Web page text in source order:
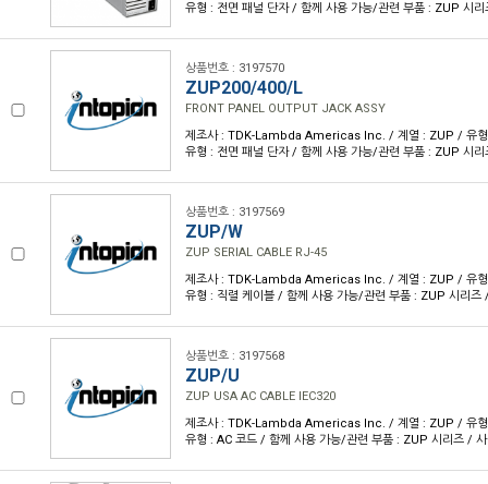
유형 : 전면 패널 단자 / 함께 사용 가능/관련 부품 : ZUP 시
상품번호 : 3197570
ZUP200/400/L
FRONT PANEL OUTPUT JACK ASSY
제조사 : TDK-Lambda Americas Inc. / 계열 : ZUP / 유형
유형 : 전면 패널 단자 / 함께 사용 가능/관련 부품 : ZUP 시
상품번호 : 3197569
ZUP/W
ZUP SERIAL CABLE RJ-45
제조사 : TDK-Lambda Americas Inc. / 계열 : ZUP / 유형
유형 : 직렬 케이블 / 함께 사용 가능/관련 부품 : ZUP 시리즈
상품번호 : 3197568
ZUP/U
ZUP USA AC CABLE IEC320
제조사 : TDK-Lambda Americas Inc. / 계열 : ZUP / 유형
유형 : AC 코드 / 함께 사용 가능/관련 부품 : ZUP 시리즈 /